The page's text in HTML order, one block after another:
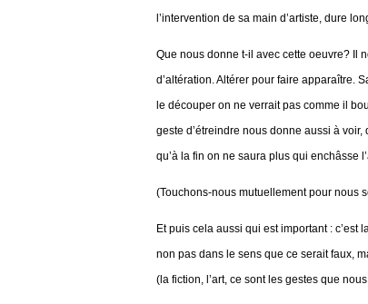
l’intervention de sa main d’artiste, dure
Que nous donne t-il avec cette oeuvre? Il
d’altération. Altérer pour faire apparaître.
le découper on ne verrait pas comme il
geste d’étreindre nous donne aussi à
qu’à la fin on ne saura plus qui enchâsse
(Touchons-nous mutuellement pour nous
Et puis cela aussi qui est important : c’est
non pas dans le sens que ce serait faux,
(la fiction, l’art, ce sont les gestes que